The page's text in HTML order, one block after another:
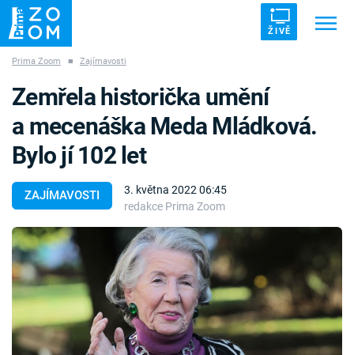
ŽIVĚ
ZÁHADY VETŘELCI DÁVNOVĚKU
Témata
Témata
Pořady
TV Program
Prima Zoom ■ Zajímavosti
ZAJÍMAVOSTI
3. května 2022 06:45
redakce Prima Zoom
Zemřela historička umění
a mecenáška Meda Mládková.
Bylo jí 102 let